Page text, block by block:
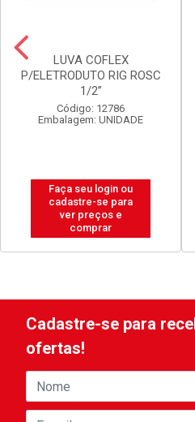
LUVA COFLEX
P/ELETRODUTO RIG ROSC
1/2”
Código: 12786
Embalagem: UNIDADE
Faça seu login ou
cadastre-se para
ver preços e
comprar
Cadastre-se para
ofertas!